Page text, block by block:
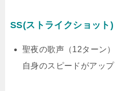
SS(ストライクショット)
聖夜の歌声（12ターン）
自身のスピードがアップ